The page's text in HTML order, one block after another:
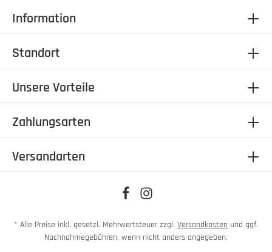
Standort
Unsere Vorteile
Information
Zahlungsarten
Versandarten
* Alle Preise inkl. gesetzl. Mehrwertsteuer zzgl. Versandkosten und ggf.
Nachnahmegebühren, wenn nicht anders angegeben.